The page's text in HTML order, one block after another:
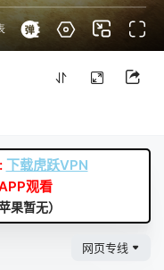
下载虎跃VPN
观看
果暂无）
网页专线